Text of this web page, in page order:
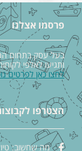
פרסמו אצלנו
בעל עסק בתחום
ותגיעו לאלפי
לחצו כאן לפרטים
הצטרפו
מה שחשוב: